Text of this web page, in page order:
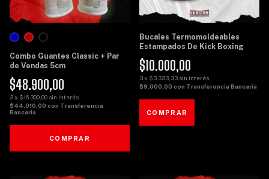
Combo Guantes Classic + Par
de Vendas 5cm
$48.900,00
3x $16.300,00 sin interés
$44.010,00 con Transferencia
Bancaria
COMPRAR
Bucales Termomoldeables
Estampados De Kick Boxing
$10.000,00
3x $3.333,33 sin interés
$9.000,00 con Transferencia Bancaria